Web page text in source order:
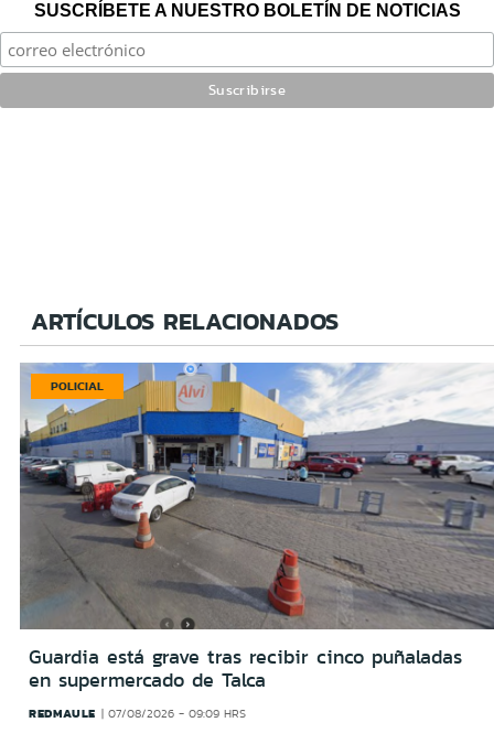
SUSCRÍBETE A NUESTRO BOLETÍN DE NOTICIAS
ARTÍCULOS RELACIONADOS
POLICIAL
Guardia está grave tras recibir cinco puñaladas
en supermercado de Talca
REDMAULE 07/08/2026 - 09:09 HRS